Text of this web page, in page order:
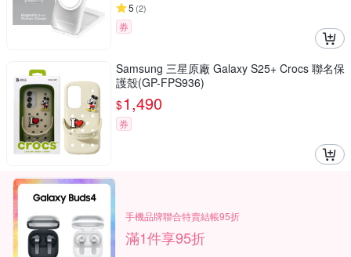
5 (2)
券
Samsung 三星原廠 Galaxy S25+ Crocs 聯名保
護殼(GP-FPS936)
$1,490
券
手機品牌聯合特賣結帳95折
滿1件享95折